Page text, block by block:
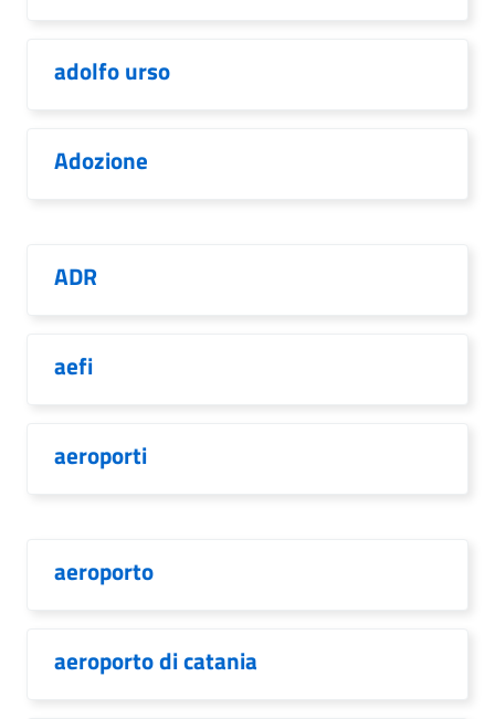
adolfo urso
Adozione
ADR
aefi
aeroporti
aeroporto
aeroporto di catania